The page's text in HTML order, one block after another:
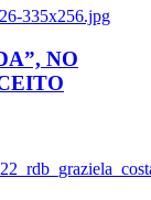
335x256.jpg
NO